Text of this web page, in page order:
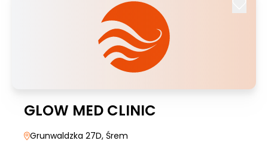
GLOW MED CLINIC
Grunwaldzka 27D, Śrem